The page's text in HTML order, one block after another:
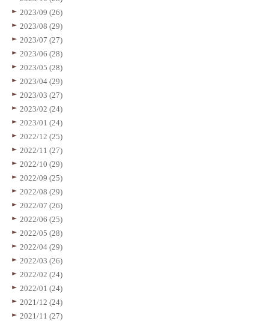
2023/09 (26)
2023/08 (29)
2023/07 (27)
2023/06 (28)
2023/05 (28)
2023/04 (29)
2023/03 (27)
2023/02 (24)
2023/01 (24)
2022/12 (25)
2022/11 (27)
2022/10 (29)
2022/09 (25)
2022/08 (29)
2022/07 (26)
2022/06 (25)
2022/05 (28)
2022/04 (29)
2022/03 (26)
2022/02 (24)
2022/01 (24)
2021/12 (24)
2021/11 (27)